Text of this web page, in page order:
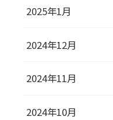
2025年1月
2024年12月
2024年11月
2024年10月